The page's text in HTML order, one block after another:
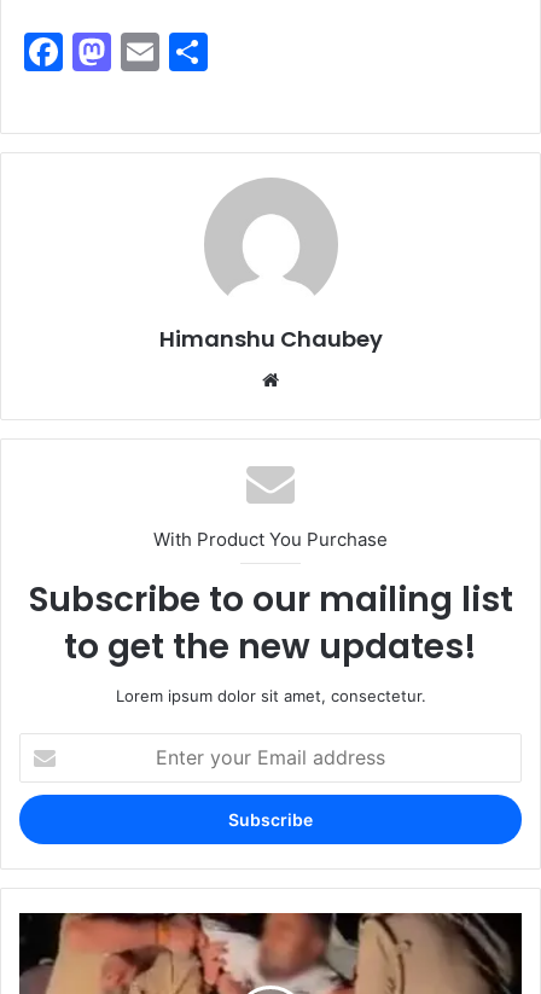
F
c
e
M
st
o
E
ai
l
ar
e
Himanshu Chaubey
With Product You Purchase
Subscribe to our mailing list
to get the new updates!
Lorem ipsum dolor sit amet, consectetur.